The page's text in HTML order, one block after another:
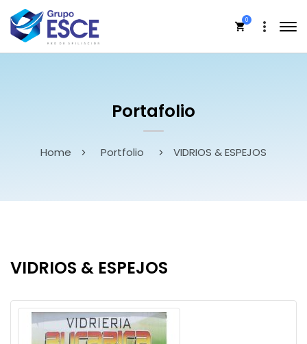
0
Portafolio
Home Portfolio VIDRIOS & ESPEJOS
VIDRIOS & ESPEJOS